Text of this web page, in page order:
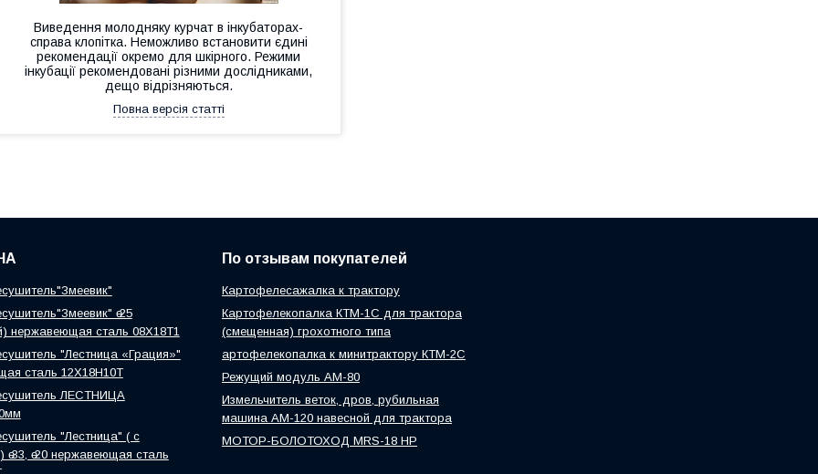
Виведення молодняку курчат в інкубаторах-
справа клопітка. Неможливо встановити єдині
рекомендації окремо для шкірного. Режими
інкубації рекомендовані різними дослідниками,
дещо відрізняються.
Повна версія статті
ө 25
нержавеющая сталь 08Х18Т1
"Лестница «Грация»"
сталь 12Х18Н10Т
ЛЕСТНИЦА
"Лестница" ( с
33, ө 20 нержавеющая сталь
По отзывам покупателей
Картофелесажалка к трактору
Картофелекопалка КТМ-1С для трактора
(смещенная) грохотного типа
артофелекопалка к минитрактору КТМ-2С
Режущий модуль АМ-80
Измельчитель веток, дров, рубильная
машина АМ-120 навесной для трактора
МОТОР-БОЛОТОХОД MRS-18 HP